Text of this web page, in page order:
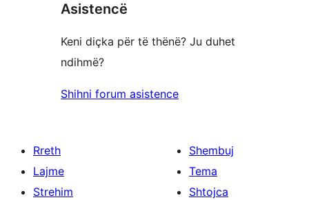
Asistencë
Keni diçka për të thënë? Ju duhet
ndihmë?
Shihni forum asistence
Rreth
Lajme
Strehim
Shembuj
Tema
Shtojca